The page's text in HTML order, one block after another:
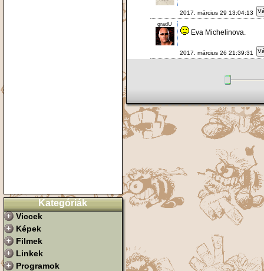
Kategóriák
Viccek
Képek
Filmek
Linkek
Programok
2017. március 29 13:04:13
gradU
Eva Michelinova.
2017. március 26 21:39:31